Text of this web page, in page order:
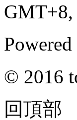
GMT+8,
© 2016
回頂部